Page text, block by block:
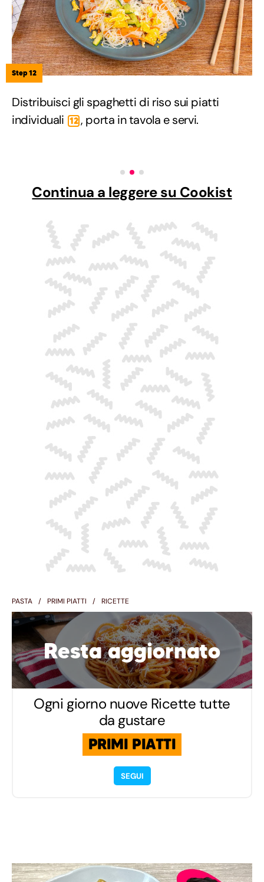
Step 12
Distribuisci gli spaghetti di riso sui piatti
individuali 12 , porta in tavola e servi.
Continua a leggere su Cookist
PASTA PRIMI PIATTI RICETTE
Resta aggiornato
Ogni giorno nuove Ricette tutte
da gustare
PRIMI PIATTI
SEGUI